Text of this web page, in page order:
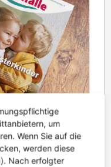
um
Wenn Sie auf die
werden diese
Nach erfolgter